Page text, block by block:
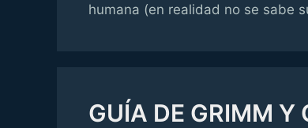
humana (en realidad no se sabe
GUÍA DE GRIMM Y